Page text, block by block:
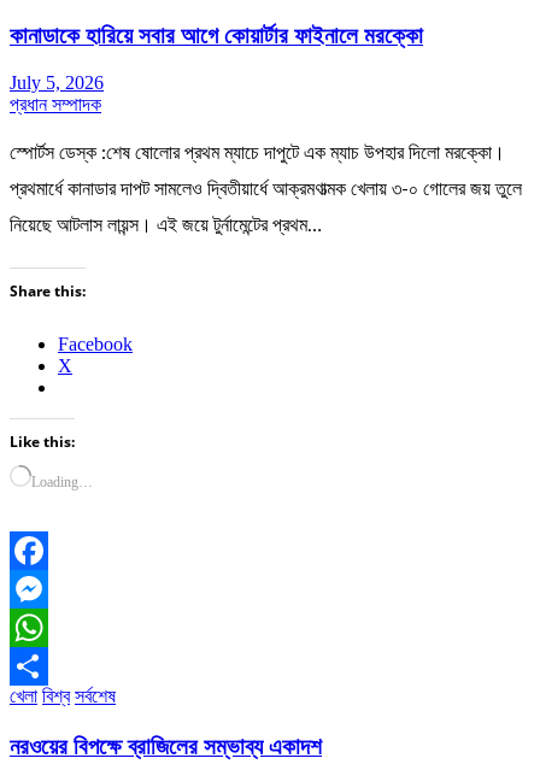
কানাডাকে হারিয়ে সবার আগে কোয়ার্টার ফাইনালে মরক্কো
July 5, 2026
প্রধান সম্পাদক
স্পোর্টস ডেস্ক :শেষ ষোলোর প্রথম ম্যাচে দাপুটে এক ম্যাচ উপহার দিলো মরক্কো।
প্রথমার্ধে কানাডার দাপট সামলেও দ্বিতীয়ার্ধে আক্রমণাত্মক খেলায় ৩-০ গোলের জয় তুলে
নিয়েছে আটলাস লায়ন্স। এই জয়ে টুর্নামেন্টের প্রথম…
Share this:
Facebook
X
Like this:
Loading…
Facebook
Messenger
WhatsApp
Share
খেলা বিশ্ব সর্বশেষ
নরওয়ের বিপক্ষে ব্রাজিলের সম্ভাব্য একাদশ